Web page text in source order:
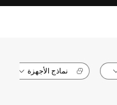
نماذج الأجهزة